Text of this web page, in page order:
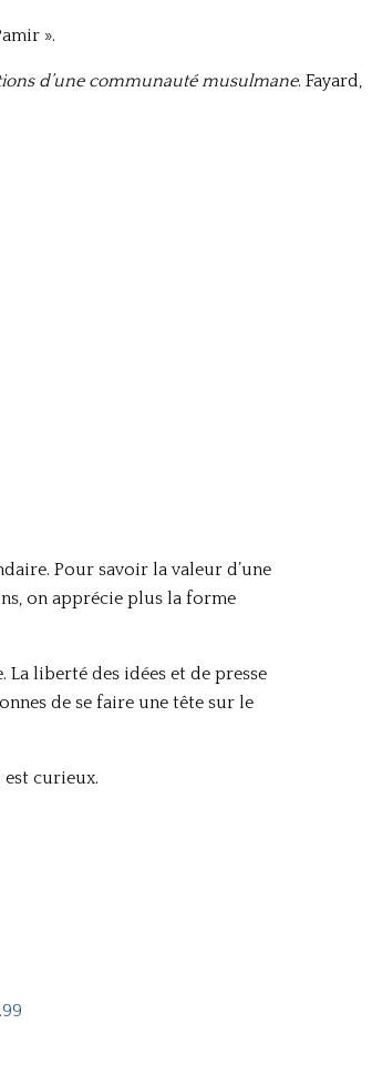
».
d’une communauté musulmane. Fayard,
Pour savoir la valeur d’une
on apprécie plus la forme
La liberté des idées et de presse
de se faire une tête sur le
curieux.